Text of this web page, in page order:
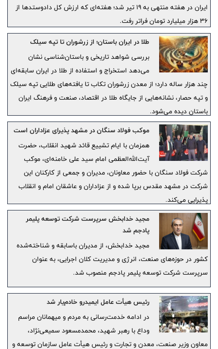
ایران در هفته منتهی به ۱۹ تیر شد؛ هفته‌ای که ارزش کل دادوستدها از
۳۶ هزار میلیارد تومان فراتر رفت.
طلا در ایران باستان؛ از زرشوران تا تپه سیلک
بررسی شواهد تاریخی و باستان‌شناسی نشان
می‌دهد استخراج و استفاده از طلا در ایران سابقه‌ای
چند هزار ساله دارد؛ از معدن زرشوران تکاب تا یافته‌های طلایی تپه سیلک
و تپه حصار، نشانه‌هایی از جایگاه طلا در اقتصاد، صنعت و فرهنگ ایران
باستان دیده می‌شود.
موکب فولاد سنگان در مشهد پذیرای عزاداران است
همزمان با ایام تشییع قائد شهید انقلاب، حضرت
آیت‌الله‌العظمی امام سید علی خامنه‌ای، موکب
شرکت فولاد سنگان با حضور معاونان، مدیران و جمعی از کارکنان این
شرکت در مشهد مقدس برپا شده و از عزاداران و عاشقان امام و انقلاب
پذیرایی می‌کند.
مجید خدابخش سرپرست شرکت توسعه پلیمر
پادجم شد
مجید خدابخش، از مدیران باسابقه و شناخته‌شده
کشور در حوزه‌های صنعت، انرژی و مدیریت کلان اجرایی، به عنوان
سرپرست شرکت توسعه پلیمر پادجم منصوب شد.
رئیس هیأت عامل ایمیدرو خادم‌یار شد
در ادامه خدمت‌رسانی به مردم و میهمانان مراسم
وداع با رهبر شهید، محمدمسعود سمیعی‌نژاد،
معاون وزیر صنعت، معدن و تجارت و رئیس هیأت عامل سازمان توسعه و